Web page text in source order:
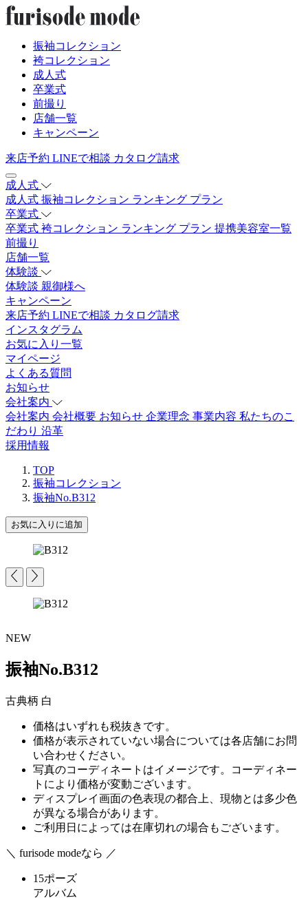
振袖コレクション
袴コレクション
成人式
卒業式
前撮り
店舗一覧
キャンペーン
来店予約 LINEで相談 カタログ請求
成人式
成人式 振袖コレクション ランキング プラン
卒業式
卒業式 袴コレクション ランキング プラン 提携美容室一覧
前撮り
店舗一覧
体験談
体験談 親御様へ
キャンペーン
来店予約 LINEで相談 カタログ請求
インスタグラム
お気に入り一覧
マイページ
よくある質問
お知らせ
会社案内
会社案内 会社概要 お知らせ 企業理念 事業内容 私たちのこ
だわり 沿革
採用情報
TOP
振袖コレクション
振袖No.B312
お気に入りに追加
NEW
振袖No.B312
古典柄 白
価格はいずれも税抜きです。
価格が表示されていない場合については各店舗にお問
い合わせください。
写真のコーディネートはイメージです。コーディネー
トにより価格が変動ございます。
ディスプレイ画面の色表現の都合上、現物とは多少色
が異なる場合があります。
ご利用日によっては在庫切れの場合もございます。
＼ furisode modeなら ／
15ポーズ
アルバム